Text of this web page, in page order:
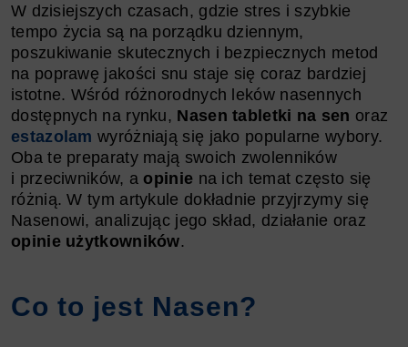
W dzisiejszych czasach, gdzie stres i szybkie
tempo życia są na porządku dziennym,
poszukiwanie skutecznych i bezpiecznych metod
na poprawę jakości snu staje się coraz bardziej
istotne. Wśród różnorodnych leków nasennych
dostępnych na rynku, Nasen tabletki na sen oraz
estazolam wyróżniają się jako popularne wybory.
Oba te preparaty mają swoich zwolenników
i przeciwników, a opinie na ich temat często się
różnią. W tym artykule dokładnie przyjrzymy się
Nasenowi, analizując jego skład, działanie oraz
opinie użytkowników.
Co to jest Nasen?